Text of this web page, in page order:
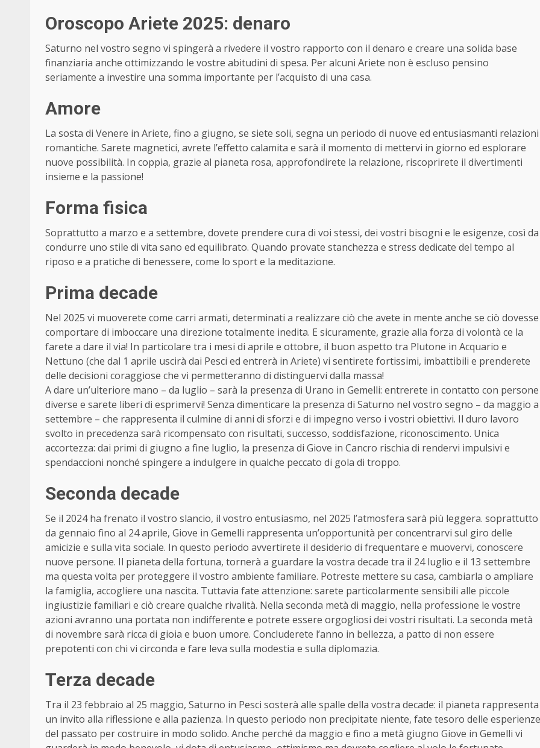
Oroscopo Ariete 2025: denaro
Saturno nel vostro segno vi spingerà a rivedere il vostro rapporto con il denaro e creare una solida base
finanziaria anche ottimizzando le vostre abitudini di spesa. Per alcuni Ariete non è escluso pensino
seriamente a investire una somma importante per l’acquisto di una casa.
Amore
La sosta di Venere in Ariete, fino a giugno, se siete soli, segna un periodo di nuove ed entusiasmanti relazioni
romantiche. Sarete magnetici, avrete l’effetto calamita e sarà il momento di mettervi in giorno ed esplorare
nuove possibilità. In coppia, grazie al pianeta rosa, approfondirete la relazione, riscoprirete il divertimenti
insieme e la passione!
Forma fisica
Soprattutto a marzo e a settembre, dovete prendere cura di voi stessi, dei vostri bisogni e le esigenze, così da
condurre uno stile di vita sano ed equilibrato. Quando provate stanchezza e stress dedicate del tempo al
riposo e a pratiche di benessere, come lo sport e la meditazione.
Prima decade
Nel 2025 vi muoverete come carri armati, determinati a realizzare ciò che avete in mente anche se ciò dovesse
comportare di imboccare una direzione totalmente inedita. E sicuramente, grazie alla forza di volontà ce la
farete a dare il via! In particolare tra i mesi di aprile e ottobre, il buon aspetto tra Plutone in Acquario e
Nettuno (che dal 1 aprile uscirà dai Pesci ed entrerà in Ariete) vi sentirete fortissimi, imbattibili e prenderete
delle decisioni coraggiose che vi permetteranno di distinguervi dalla massa!
A dare un’ulteriore mano – da luglio – sarà la presenza di Urano in Gemelli: entrerete in contatto con persone
diverse e sarete liberi di esprimervi! Senza dimenticare la presenza di Saturno nel vostro segno – da maggio a
settembre – che rappresenta il culmine di anni di sforzi e di impegno verso i vostri obiettivi. Il duro lavoro
svolto in precedenza sarà ricompensato con risultati, successo, soddisfazione, riconoscimento. Unica
accortezza: dai primi di giugno a fine luglio, la presenza di Giove in Cancro rischia di rendervi impulsivi e
spendaccioni nonché spingere a indulgere in qualche peccato di gola di troppo.
Seconda decade
Se il 2024 ha frenato il vostro slancio, il vostro entusiasmo, nel 2025 l’atmosfera sarà più leggera. soprattutto
da gennaio fino al 24 aprile, Giove in Gemelli rappresenta un’opportunità per concentrarvi sul giro delle
amicizie e sulla vita sociale. In questo periodo avvertirete il desiderio di frequentare e muovervi, conoscere
nuove persone. Il pianeta della fortuna, tornerà a guardare la vostra decade tra il 24 luglio e il 13 settembre
ma questa volta per proteggere il vostro ambiente familiare. Potreste mettere su casa, cambiarla o ampliare
la famiglia, accogliere una nascita. Tuttavia fate attenzione: sarete particolarmente sensibili alle piccole
ingiustizie familiari e ciò creare qualche rivalità. Nella seconda metà di maggio, nella professione le vostre
azioni avranno una portata non indifferente e potrete essere orgogliosi dei vostri risultati. La seconda metà
di novembre sarà ricca di gioia e buon umore. Concluderete l’anno in bellezza, a patto di non essere
prepotenti con chi vi circonda e fare leva sulla modestia e sulla diplomazia.
Terza decade
Tra il 23 febbraio al 25 maggio, Saturno in Pesci sosterà alle spalle della vostra decade: il pianeta rappresenta
un invito alla riflessione e alla pazienza. In questo periodo non precipitate niente, fate tesoro delle esperienze
del passato per costruire in modo solido. Anche perché da maggio e fino a metà giugno Giove in Gemelli vi